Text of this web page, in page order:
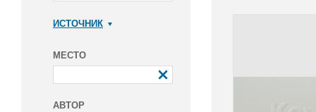
ИСТОЧНИК
МЕСТО
АВТОР